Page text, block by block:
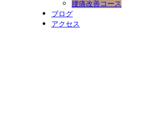
腰痛改善コース
ブログ
アクセス